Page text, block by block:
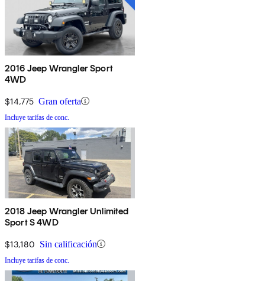
2016 Jeep Wrangler Sport
4WD
$14,775 Gran oferta
Incluye tarifas de conc.
2018 Jeep Wrangler Unlimited
Sport S 4WD
$13,180 Sin calificación
Incluye tarifas de conc.